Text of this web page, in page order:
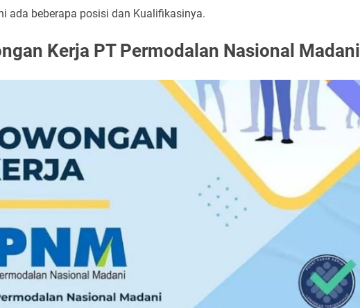
ada beberapa posisi dan Kualifikasinya.
Kerja PT Permodalan Nasional Madani